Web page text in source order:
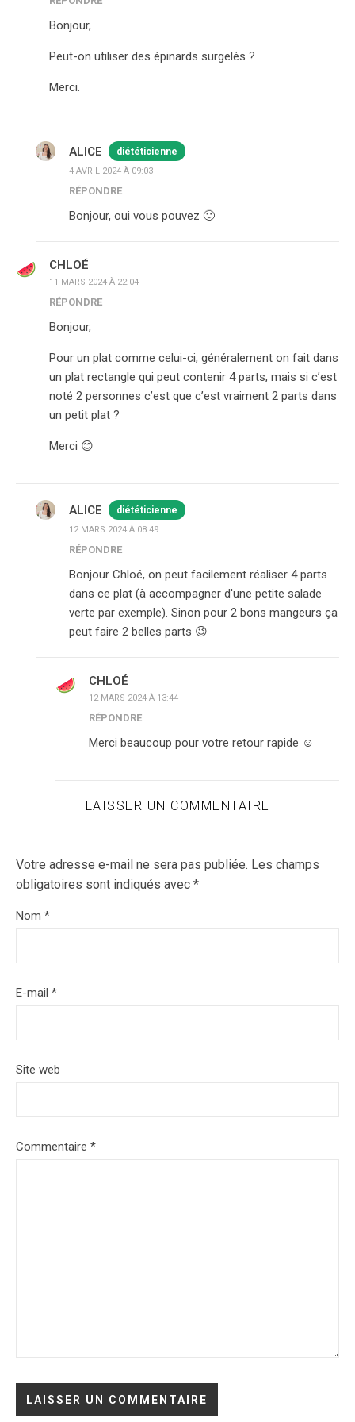
Bonjour,
Peut-on utiliser des épinards surgelés ?
Merci.
ALICE diététicienne
4 AVRIL 2024 À 09:03
RÉPONDRE
Bonjour, oui vous pouvez 🙂
CHLOÉ
11 MARS 2024 À 22:04
RÉPONDRE
Bonjour,
Pour un plat comme celui-ci, généralement on fait dans
un plat rectangle qui peut contenir 4 parts, mais si c’est
noté 2 personnes c’est que c’est vraiment 2 parts dans
un petit plat ?
Merci 😊
ALICE diététicienne
12 MARS 2024 À 08:49
RÉPONDRE
Bonjour Chloé, on peut facilement réaliser 4 parts
dans ce plat (à accompagner d'une petite salade
verte par exemple). Sinon pour 2 bons mangeurs ça
peut faire 2 belles parts 😉
CHLOÉ
12 MARS 2024 À 13:44
RÉPONDRE
Merci beaucoup pour votre retour rapide ☺️
LAISSER UN COMMENTAIRE
Votre adresse e-mail ne sera pas publiée. Les champs
obligatoires sont indiqués avec *
Nom *
E-mail *
Site web
Commentaire *